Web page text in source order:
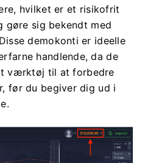
hvilket er et risikofrit
gøre sig bekendt med
demokonti er ideelle
handlende, da de
værktøj til at forbedre
før du begiver dig ud i